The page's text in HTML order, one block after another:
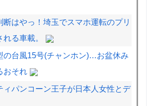
断はやっ！埼玉でスマホ運転のプリ
る車載。
の台風15号(チャンホン)…お盆休み
おそれ
ィパンコーン王子が日本人女性とデ